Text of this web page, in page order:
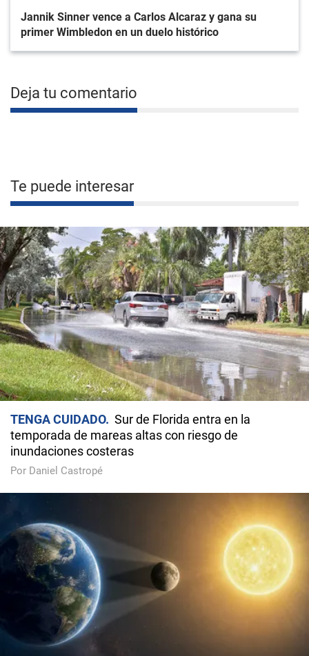
Jannik Sinner vence a Carlos Alcaraz y gana su
primer Wimbledon en un duelo histórico
Deja tu comentario
Te puede interesar
TENGA CUIDADO
Sur de Florida entra en la
temporada de mareas altas con riesgo de
inundaciones costeras
Por Daniel Castropé